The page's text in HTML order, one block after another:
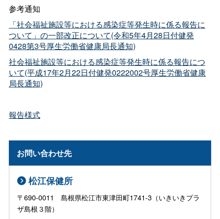
参考通知
「社会福祉施設等における感染症等発生時に係る報告に
ついて」の一部改正について(令和5年4月28日付健発
0428第3号厚生労働省健康局長通知)
社会福祉施設等における感染症等発生時に係る報告につ
いて(平成17年2月22日付健発0222002号厚生労働省健康
局長通知)
報告様式
お問い合わせ先
松江保健所
〒690-0011 島根県松江市東津田町1741-3（いきいきプラ
ザ島根３階）